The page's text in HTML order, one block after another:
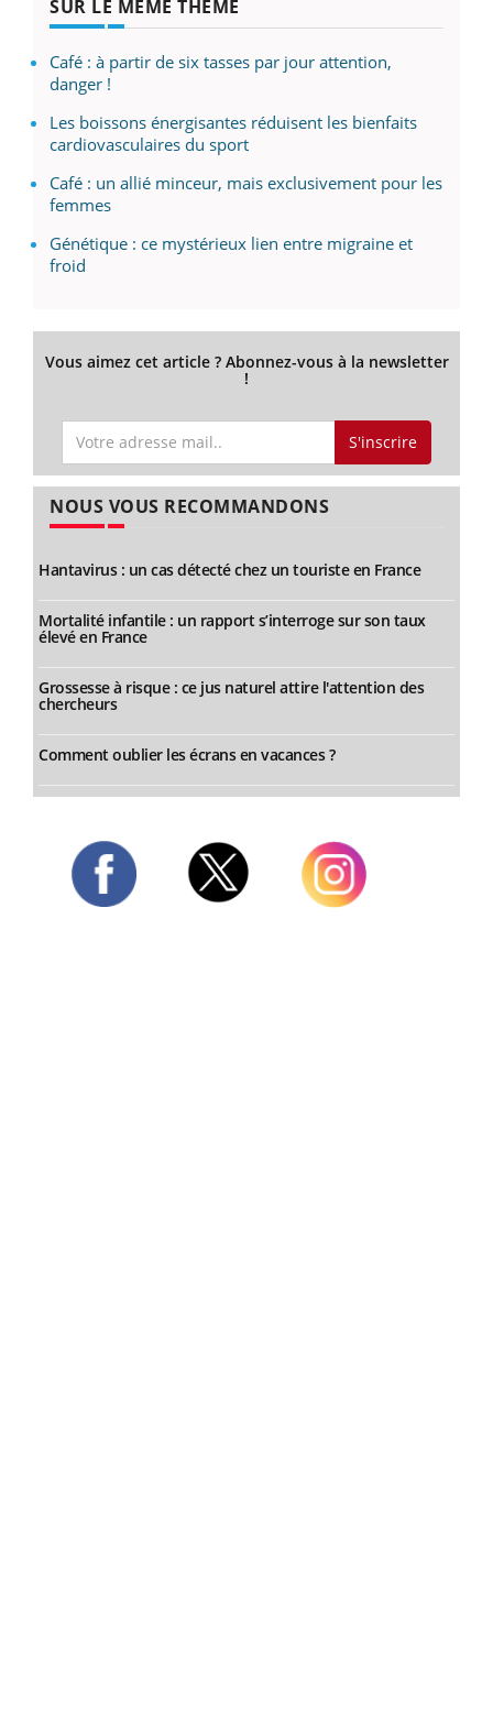
SUR LE MÊME THÈME
Café : à partir de six tasses par jour attention,
danger !
Les boissons énergisantes réduisent les bienfaits
cardiovasculaires du sport
Café : un allié minceur, mais exclusivement pour les
femmes
Génétique : ce mystérieux lien entre migraine et
froid
Vous aimez cet article ? Abonnez-vous à la newsletter
!
S'inscrire
NOUS VOUS RECOMMANDONS
Hantavirus : un cas détecté chez un touriste en France
Mortalité infantile : un rapport s’interroge sur son taux
élevé en France
Grossesse à risque : ce jus naturel attire l'attention des
chercheurs
Comment oublier les écrans en vacances ?